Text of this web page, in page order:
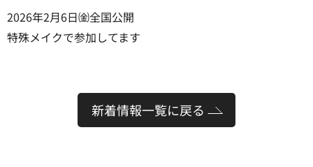
2026年2月6日㈮全国公開
特殊メイクで参加してます
新着情報一覧に戻る